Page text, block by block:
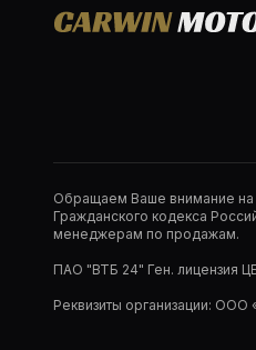
Обращаем Ваше внимание на
Гражданского кодекса
менеджерам по продажам.
ПАО "ВТБ 24" Ген. лицензия
Реквизиты организации: